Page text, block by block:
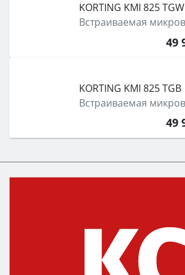
KORTING KMI 825 TGW
Встраиваемая
49
KORTING KMI 825 TGB
Встраиваемая
49